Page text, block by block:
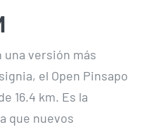
una versión más
el Open Pinsapo
16.4 km. Es la
que nuevos